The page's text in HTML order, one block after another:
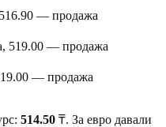
— продажа
519.00 — продажа
— продажа
514.50 ₸. За евро давали